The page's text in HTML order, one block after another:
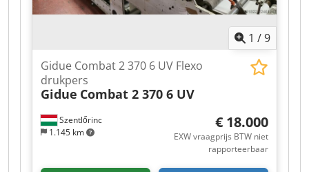
1 /9
Szentlőrinc
1.145 km
Gidue Combat 2 370 6 UV Flexo
drukpers
Gidue Combat 2 370 6 UV
€ 18.000
EXW vraagprijs BTW niet
rapporteerbaar